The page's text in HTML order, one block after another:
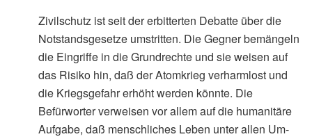
Zivilschutz ist seit der erbitterten Debatte über die
Notstandsgesetze umstritten. Die Gegner bemängeln
die Eingriffe in die Grundrechte und sie weisen auf
das Risiko hin, daß der Atomkrieg verharmlost und
die Kriegsgefahr erhöht werden könnte. Die
Befürworter verweisen vor allem auf die humanitäre
Aufgabe, daß menschliches Leben unter allen Um-